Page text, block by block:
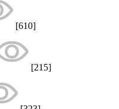
[610]
[215]